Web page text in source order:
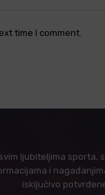
time I comment.
ljubiteljima sporta,
i
isključivo